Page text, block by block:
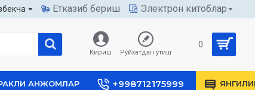
Етказиб бериш Электрон китоблар
Кириш Рўйхатдан ўтиш
0
АНЖОМЛАР +998712175999